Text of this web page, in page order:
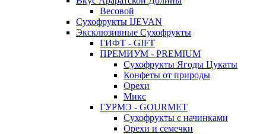
Весовой
Сухофрукты IJEVAN
Эксклюзивные Сухофрукты
ГИФТ - GIFT
ПРЕМИУМ - PREMIUM
Сухофрукты Ягоды Цукаты
Конфеты от природы
Орехи
Микс
ГУРМЭ - GOURMET
Сухофрукты с начинками
Орехи и семечки